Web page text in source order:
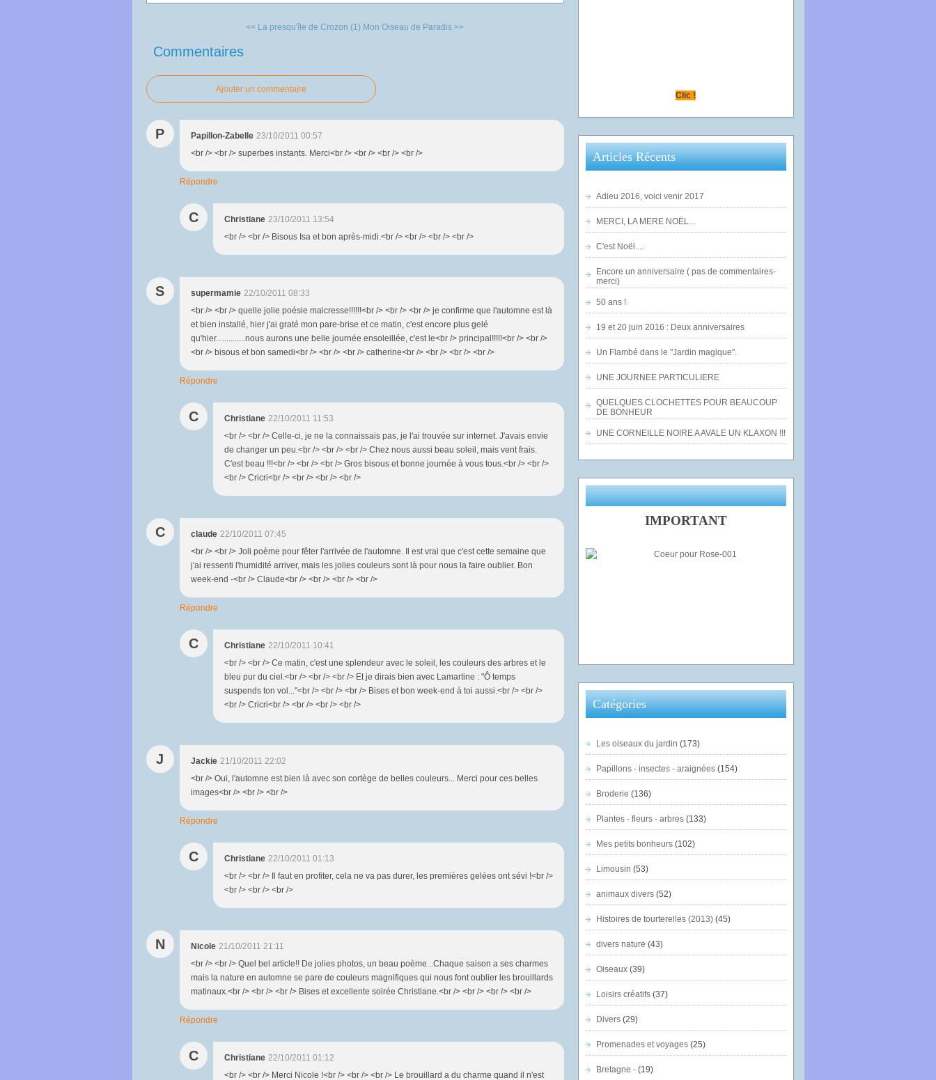
<< La presqu'île de Crozon (1) Mon Oiseau de Paradis >>
Commentaires
Ajouter un commentaire
P Papillon-Zabelle 23/10/2011 00:57
<br /> <br /> superbes instants. Merci<br /> <br /> <br /> <br />
Répondre
C Christiane 23/10/2011 13:54
<br /> <br /> Bisous Isa et bon après-midi.<br /> <br /> <br /> <br />
S supermamie 22/10/2011 08:33
<br /> <br /> quelle jolie poésie maicresse!!!!!!<br /> <br /> <br /> je confirme que l'automne est là
et bien installé, hier j'ai graté mon pare-brise et ce matin, c'est encore plus gelé
qu'hier..............nous aurons une belle journée ensoleillée, c'est le<br /> principal!!!!!<br /> <br />
<br /> bisous et bon samedi<br /> <br /> <br /> catherine<br /> <br /> <br /> <br />
Répondre
C Christiane 22/10/2011 11:53
<br /> <br /> Celle-ci, je ne la connaissais pas, je l'ai trouvée sur internet. J'avais envie
de changer un peu.<br /> <br /> <br /> Chez nous aussi beau soleil, mais vent frais.
C'est beau !!!<br /> <br /> <br /> Gros bisous et bonne journée à vous tous.<br /> <br />
<br /> Cricri<br /> <br /> <br /> <br />
C claude 22/10/2011 07:45
<br /> <br /> Joli poème pour fêter l'arrivée de l'automne. Il est vrai que c'est cette semaine que
j'ai ressenti l'humidité arriver, mais les jolies couleurs sont là pour nous la faire oublier. Bon
week-end -<br /> Claude<br /> <br /> <br /> <br />
Répondre
C Christiane 22/10/2011 10:41
<br /> <br /> Ce matin, c'est une splendeur avec le soleil, les couleurs des arbres et le
bleu pur du ciel.<br /> <br /> <br /> Et je dirais bien avec Lamartine : "Ô temps
suspends ton vol..."<br /> <br /> <br /> Bises et bon week-end à toi aussi.<br /> <br />
<br /> Cricri<br /> <br /> <br /> <br />
J Jackie 21/10/2011 22:02
<br /> Oui, l'automne est bien là avec son cortège de belles couleurs... Merci pour ces belles
images<br /> <br /> <br />
Répondre
C Christiane 22/10/2011 01:13
<br /> <br /> Il faut en profiter, cela ne va pas durer, les premières gelées ont sévi !<br />
<br /> <br /> <br />
N Nicole 21/10/2011 21:11
<br /> <br /> Quel bel article!! De jolies photos, un beau poème...Chaque saison a ses charmes
mais la nature en automne se pare de couleurs magnifiques qui nous font oublier les brouillards
matinaux.<br /> <br /> <br /> Bises et excellente soirée Christiane.<br /> <br /> <br /> <br />
Répondre
C Christiane 22/10/2011 01:12
<br /> <br /> Merci Nicole !<br /> <br /> <br /> Le brouillard a du charme quand il n'est
Clic !
Articles Récents
Adieu 2016, voici venir 2017
MERCI, LA MERE NOËL...
C'est Noël....
Encore un anniversaire ( pas de commentaires-
merci)
50 ans !
19 et 20 juin 2016 : Deux anniversaires
Un Flambé dans le "Jardin magique".
UNE JOURNEE PARTICULIERE
QUELQUES CLOCHETTES POUR BEAUCOUP
DE BONHEUR
UNE CORNEILLE NOIRE A AVALE UN KLAXON !!!
IMPORTANT
Catégories
Les oiseaux du jardin (173)
Papillons - insectes - araignées(154)
Broderie (136)
Plantes - fleurs - arbres(133)
Mes petits bonheurs(102)
Limousin (53)
animaux divers(52)
Histoires de tourterelles (2013)(45)
divers nature (43)
Oiseaux(39)
Loisirs créatifs(37)
Divers(29)
Promenades et voyages(25)
Bretagne -(19)